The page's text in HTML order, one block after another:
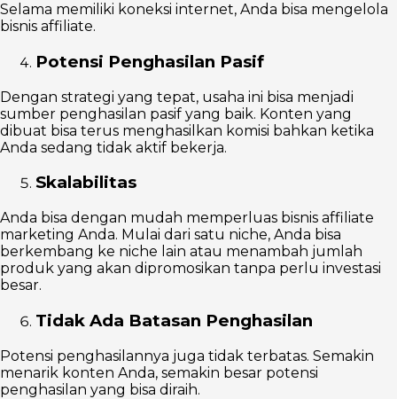
Selama memiliki koneksi internet, Anda bisa mengelola
bisnis affiliate.
Potensi Penghasilan Pasif
Dengan strategi yang tepat, usaha ini bisa menjadi
sumber penghasilan pasif yang baik. Konten yang
dibuat bisa terus menghasilkan komisi bahkan ketika
Anda sedang tidak aktif bekerja.
Skalabilitas
Anda bisa dengan mudah memperluas bisnis affiliate
marketing Anda. Mulai dari satu niche, Anda bisa
berkembang ke niche lain atau menambah jumlah
produk yang akan dipromosikan tanpa perlu investasi
besar.
Tidak Ada Batasan Penghasilan
Potensi penghasilannya juga tidak terbatas. Semakin
menarik konten Anda, semakin besar potensi
penghasilan yang bisa diraih.